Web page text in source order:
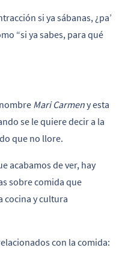
si ya sábanas, ¿pa’
“si ya sabes, para qué
Mari Carmeny esta
se le quiere decir a la
que no llore.
acabamos de ver, hay
sobre comida que
cocina y cultura
con la comida: